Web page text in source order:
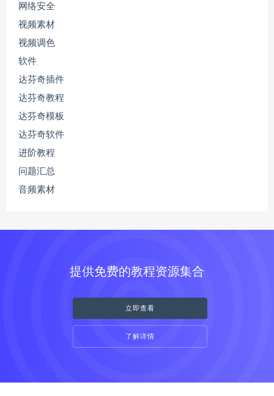
网络安全
视频素材
视频调色
软件
达芬奇插件
达芬奇教程
达芬奇模板
达芬奇软件
进阶教程
问题汇总
音频素材
提供免费的教程资源集合
立即查看
了解详情